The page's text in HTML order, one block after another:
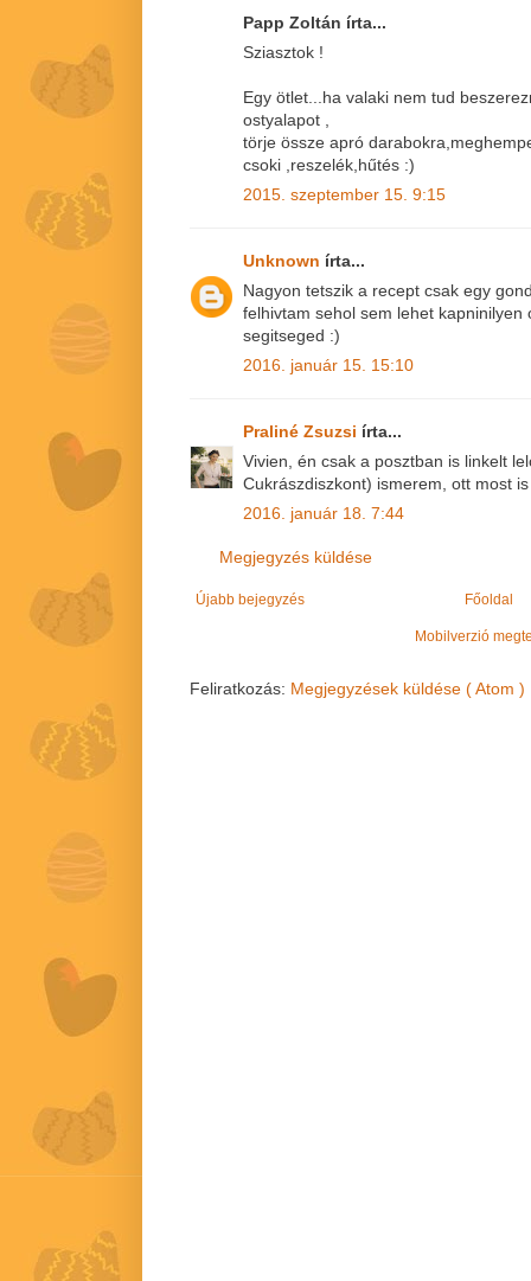
Papp Zoltán írta...
Sziasztok !
Egy ötlet...ha valaki nem tud
ostyalapot ,
törje össze apró
csoki ,reszelék,hűtés :)
2015. szeptember 15. 9:15
Unknown írta...
Nagyon tetszik a recept csak egy
felhivtam sehol sem lehet
segitseged :)
2016. január 15. 15:10
Praliné Zsuzsi írta...
Vivien, én csak a posztban is linkelt
Cukrászdiszkont) ismerem, ott most
2016. január 18. 7:44
Megjegyzés küldése
Újabb bejegyzés Főoldal
Mobilverzió
Feliratkozás: Megjegyzések küldése ( Atom )